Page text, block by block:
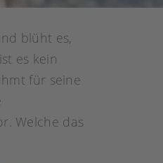
blüht es,
es kein
für seine
Welche das